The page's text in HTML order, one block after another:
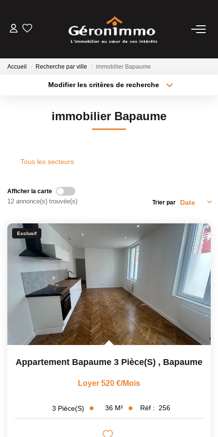
Accueil Recherche par ville immobilier Bapaume
Modifier les critères de recherche
Surface min
immobilier Bapaume
Tous les secteurs
Afficher la carte
12 annonce(s) trouvée(s) Trier par
Exclusif
Appartement Bapaume 3 Pièce(s) , Bapaume
Loyer 520 €/mois
3 Pièce(s) 36 M² Réf : 256